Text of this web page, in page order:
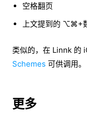
空格翻页
上文提到的 ⌥⌘+
类似的，在 Linnk 的
Schemes 可供调用。
更多